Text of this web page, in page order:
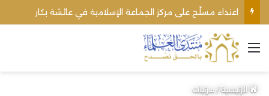
اعتداء مسلّح على مركز الجماعة الإسلامية في عائشة بكار
القائمة
الرئيسية/مرئيات